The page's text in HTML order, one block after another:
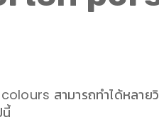
สามารถทำได้หลา
นี้